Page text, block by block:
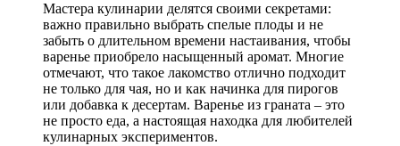
Мастера кулинарии делятся своими секретами:
важно правильно выбрать спелые плоды и не
забыть о длительном времени настаивания, чтобы
варенье приобрело насыщенный аромат. Многие
отмечают, что такое лакомство отлично подходит
не только для чая, но и как начинка для пирогов
или добавка к десертам. Варенье из граната – это
не просто еда, а настоящая находка для любителей
кулинарных экспериментов.